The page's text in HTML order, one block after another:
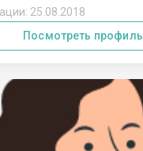
25.08.2018
Посмотреть профиль